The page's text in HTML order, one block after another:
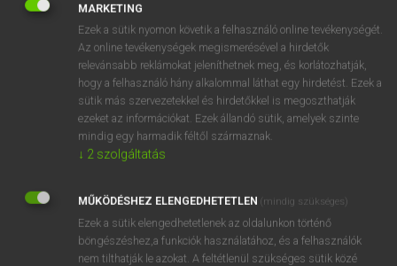
SZOTAR.NET APPLIKÁCIÓ
MICROSOFT OFFICE BŐVÍTMÉNY
BEÉPÜLŐ SZÓTÁRMODUL
ONLINE NYELVVIZSGA
EGYÉNI FELHASZNÁLÓKNAK
TANULÓKNAK
OKTATÁSI INTÉZMÉNYEKNEK
MARKETING
Ezek a sütik nyomon követik a felhasználó online tevékenységét.
Az online tevékenységek megismerésével a hirdetők
relevánsabb reklámokat jeleníthetnek meg, és korlátozhatják,
hogy a felhasználó hány alkalommal láthat egy hirdetést. Ezek a
sütik más szervezetekkel és hirdetőkkel is megoszthatják
ezeket az információkat. Ezek állandó sütik, amelyek szinte
mindig egy harmadik féltől származnak.
↓ 2 szolgáltatás
MŰKÖDÉSHEZ ELENGEDHETETLEN (mindig szükséges)
Ezek a sütik elengedhetetlenek az oldalunkon történő
böngészéshez,a funkciók használatához, és a felhasználók
nem tilthatják le azokat. A feltétlenül szükséges sütik közé